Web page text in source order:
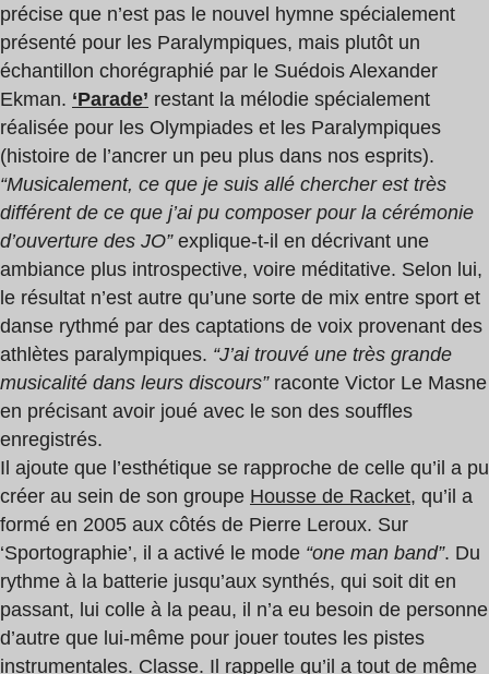
précise que n’est pas le nouvel hymne spécialement
présenté pour les Paralympiques, mais plutôt un
échantillon chorégraphié par le Suédois Alexander
Ekman. ‘Parade’ restant la mélodie spécialement
réalisée pour les Olympiades et les Paralympiques
(histoire de l’ancrer un peu plus dans nos esprits).
“Musicalement, ce que je suis allé chercher est très
différent de ce que j’ai pu composer pour la cérémonie
d’ouverture des JO” explique-t-il en décrivant une
ambiance plus introspective, voire méditative. Selon lui,
le résultat n’est autre qu’une sorte de mix entre sport et
danse rythmé par des captations de voix provenant des
athlètes paralympiques. “J’ai trouvé une très grande
musicalité dans leurs discours”raconte Victor Le Masne
en précisant avoir joué avec le son des souffles
enregistrés.
Il ajoute que l’esthétique se rapproche de celle qu’il a pu
créer au sein de son groupe Housse de Racket, qu’il a
formé en 2005 aux côtés de Pierre Leroux. Sur
‘Sportographie’, il a activé le mode “one man band”. Du
rythme à la batterie jusqu’aux synthés, qui soit dit en
passant, lui colle à la peau, il n’a eu besoin de personne
d’autre que lui-même pour jouer toutes les pistes
instrumentales. Classe. Il rappelle qu’il a tout de même